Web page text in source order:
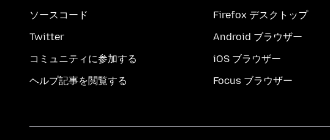
ソースコード
Twitter
コミュニティに参加する
ヘルプ記事を閲覧する
Firefox デスクトップ
Android ブラウザー
iOS ブラウザー
Focus ブラウザー